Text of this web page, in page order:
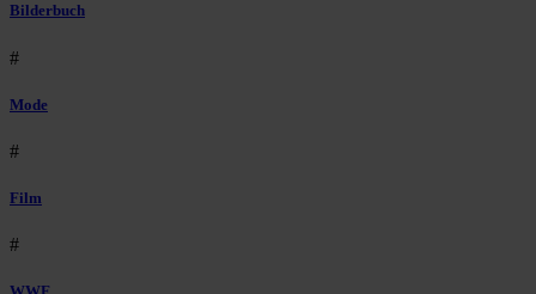
Bilderbuch
#
Mode
#
Film
#